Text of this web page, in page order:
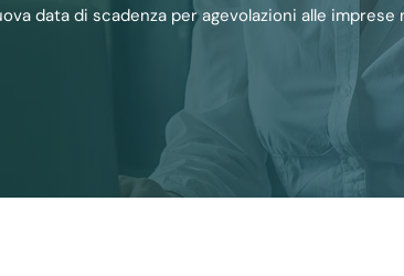
data di scadenza per agevolazioni alle imprese